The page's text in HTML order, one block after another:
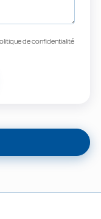
de confidentialité